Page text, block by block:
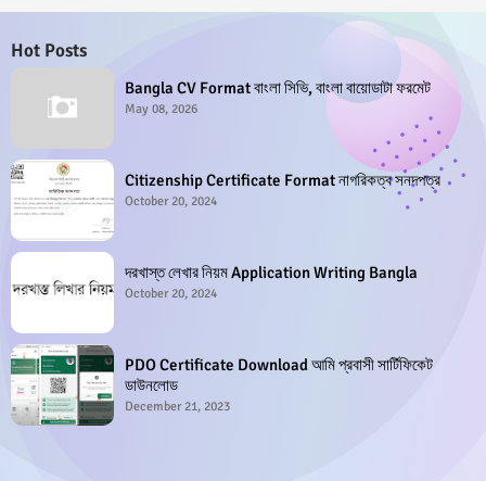
Hot Posts
Bangla CV Format বাংলা সিভি, বাংলা বায়োডাটা ফরমেট
May 08, 2026
Citizenship Certificate Format নাগরিকত্ব সনদপত্র
October 20, 2024
দরখাস্ত লেখার নিয়ম Application Writing Bangla
October 20, 2024
PDO Certificate Download আমি প্রবাসী সার্টিফিকেট
ডাউনলোড
December 21, 2023